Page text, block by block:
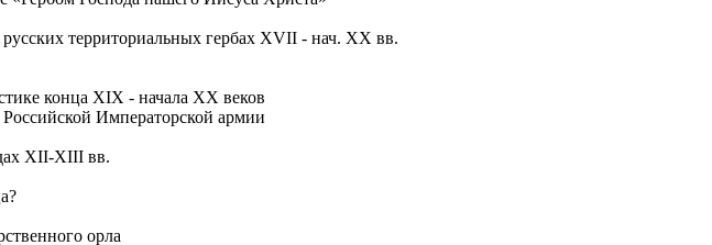
территориальных гербах XVII - нач. XX вв.
конца XIX - начала XX веков
Императорской армии
XII-XIII вв.
орла